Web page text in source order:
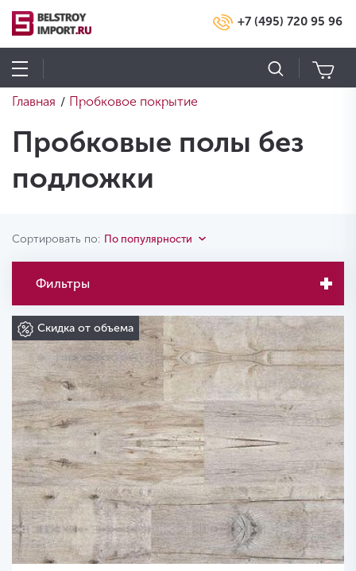
+7 (495) 720 95 96
Главная / Пробковое покрытие
Пробковые полы без
подложки
Сортировать по: По популярности
Фильтры
Скидка от объема